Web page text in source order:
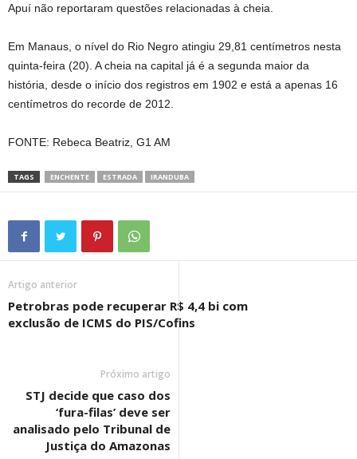
Apuí não reportaram questões relacionadas à cheia.
Em Manaus, o nível do Rio Negro atingiu 29,81 centímetros nesta
quinta-feira (20). A cheia na capital já é a segunda maior da
história, desde o início dos registros em 1902 e está a apenas 16
centímetros do recorde de 2012.
FONTE: Rebeca Beatriz, G1 AM
TAGS ENCHENTE ESTRADA IRANDUBA
Artigo anterior
Petrobras pode recuperar R$ 4,4 bi com
exclusão de ICMS do PIS/Cofins
Próximo artigo
STJ decide que caso dos
‘fura-filas’ deve ser
analisado pelo Tribunal de
Justiça do Amazonas